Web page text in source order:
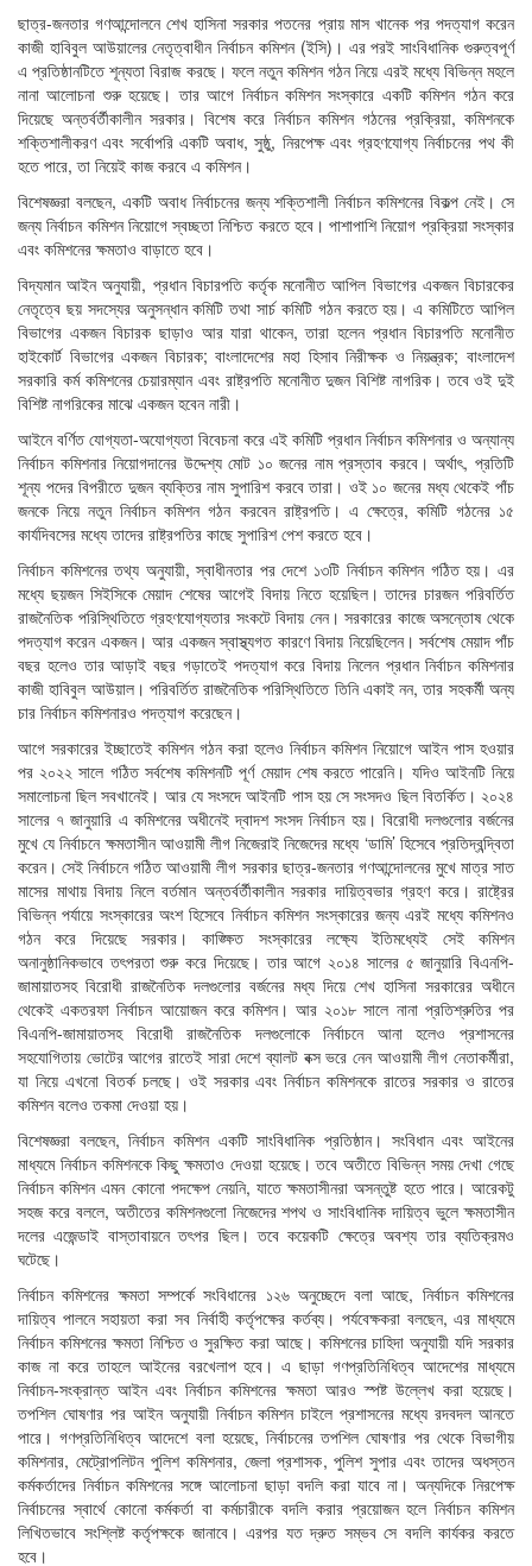
ছাত্র-জনতার গণআন্দোলনে শেখ হাসিনা সরকার পতনের প্রায় মাস খানেক পর পদত্যাগ করেন
কাজী হাবিবুল আউয়ালের নেতৃত্বাধীন নির্বাচন কমিশন (ইসি)। এর পরই সাংবিধানিক গুরুত্বপূর্ণ
এ প্রতিষ্ঠানটিতে শূন্যতা বিরাজ করছে। ফলে নতুন কমিশন গঠন নিয়ে এরই মধ্যে বিভিন্ন মহলে
নানা আলোচনা শুরু হয়েছে। তার আগে নির্বাচন কমিশন সংস্কারে একটি কমিশন গঠন করে
দিয়েছে অন্তর্বর্তীকালীন সরকার। বিশেষ করে নির্বাচন কমিশন গঠনের প্রক্রিয়া, কমিশনকে
শক্তিশালীকরণ এবং সর্বোপরি একটি অবাধ, সুষ্ঠু, নিরপেক্ষ এবং গ্রহণযোগ্য নির্বাচনের পথ কী
হতে পারে, তা নিয়েই কাজ করবে এ কমিশন।
বিশেষজ্ঞরা বলছেন, একটি অবাধ নির্বাচনের জন্য শক্তিশালী নির্বাচন কমিশনের বিকল্প নেই। সে
জন্য নির্বাচন কমিশন নিয়োগে স্বচ্ছতা নিশ্চিত করতে হবে। পাশাপাশি নিয়োগ প্রক্রিয়া সংস্কার
এবং কমিশনের ক্ষমতাও বাড়াতে হবে।
বিদ্যমান আইন অনুযায়ী, প্রধান বিচারপতি কর্তৃক মনোনীত আপিল বিভাগের একজন বিচারকের
নেতৃত্বে ছয় সদস্যের অনুসন্ধান কমিটি তথা সার্চ কমিটি গঠন করতে হয়। এ কমিটিতে আপিল
বিভাগের একজন বিচারক ছাড়াও আর যারা থাকেন, তারা হলেন প্রধান বিচারপতি মনোনীত
হাইকোর্ট বিভাগের একজন বিচারক; বাংলাদেশের মহা হিসাব নিরীক্ষক ও নিয়ন্ত্রক; বাংলাদেশ
সরকারি কর্ম কমিশনের চেয়ারম্যান এবং রাষ্ট্রপতি মনোনীত দুজন বিশিষ্ট নাগরিক। তবে ওই দুই
বিশিষ্ট নাগরিকের মাঝে একজন হবেন নারী।
আইনে বর্ণিত যোগ্যতা-অযোগ্যতা বিবেচনা করে এই কমিটি প্রধান নির্বাচন কমিশনার ও অন্যান্য
নির্বাচন কমিশনার নিয়োগদানের উদ্দেশ্য মোট ১০ জনের নাম প্রস্তাব করবে। অর্থাৎ, প্রতিটি
শূন্য পদের বিপরীতে দুজন ব্যক্তির নাম সুপারিশ করবে তারা। ওই ১০ জনের মধ্য থেকেই পাঁচ
জনকে নিয়ে নতুন নির্বাচন কমিশন গঠন করবেন রাষ্ট্রপতি। এ ক্ষেত্রে, কমিটি গঠনের ১৫
কার্যদিবসের মধ্যে তাদের রাষ্ট্রপতির কাছে সুপারিশ পেশ করতে হবে।
নির্বাচন কমিশনের তথ্য অনুযায়ী, স্বাধীনতার পর দেশে ১৩টি নির্বাচন কমিশন গঠিত হয়। এর
মধ্যে ছয়জন সিইসিকে মেয়াদ শেষের আগেই বিদায় নিতে হয়েছিল। তাদের চারজন পরিবর্তিত
রাজনৈতিক পরিস্থিতিতে গ্রহণযোগ্যতার সংকটে বিদায় নেন। সরকারের কাজে অসন্তোষ থেকে
পদত্যাগ করেন একজন। আর একজন স্বাস্থ্যগত কারণে বিদায় নিয়েছিলেন। সর্বশেষ মেয়াদ পাঁচ
বছর হলেও তার আড়াই বছর গড়াতেই পদত্যাগ করে বিদায় নিলেন প্রধান নির্বাচন কমিশনার
কাজী হাবিবুল আউয়াল। পরিবর্তিত রাজনৈতিক পরিস্থিতিতে তিনি একাই নন, তার সহকর্মী অন্য
চার নির্বাচন কমিশনারও পদত্যাগ করেছেন।
আগে সরকারের ইচ্ছাতেই কমিশন গঠন করা হলেও নির্বাচন কমিশন নিয়োগে আইন পাস হওয়ার
পর ২০২২ সালে গঠিত সর্বশেষ কমিশনটি পূর্ণ মেয়াদ শেষ করতে পারেনি। যদিও আইনটি নিয়ে
সমালোচনা ছিল সবখানেই। আর যে সংসদে আইনটি পাস হয় সে সংসদও ছিল বিতর্কিত। ২০২৪
সালের ৭ জানুয়ারি এ কমিশনের অধীনেই দ্বাদশ সংসদ নির্বাচন হয়। বিরোধী দলগুলোর বর্জনের
মুখে যে নির্বাচনে ক্ষমতাসীন আওয়ামী লীগ নিজেরাই নিজেদের মধ্যে ‘ডামি’ হিসেবে প্রতিদ্বন্দ্বিতা
করেন। সেই নির্বাচনে গঠিত আওয়ামী লীগ সরকার ছাত্র-জনতার গণআন্দোলনের মুখে মাত্র সাত
মাসের মাথায় বিদায় নিলে বর্তমান অন্তর্বর্তীকালীন সরকার দায়িত্বভার গ্রহণ করে। রাষ্ট্রের
বিভিন্ন পর্যায়ে সংস্কারের অংশ হিসেবে নির্বাচন কমিশন সংস্কারের জন্য এরই মধ্যে কমিশনও
গঠন করে দিয়েছে সরকার। কাঙ্ক্ষিত সংস্কারের লক্ষ্যে ইতিমধ্যেই সেই কমিশন
অনানুষ্ঠানিকভাবে তৎপরতা শুরু করে দিয়েছে। তার আগে ২০১৪ সালের ৫ জানুয়ারি বিএনপি-
জামায়াতসহ বিরোধী রাজনৈতিক দলগুলোর বর্জনের মধ্য দিয়ে শেখ হাসিনা সরকারের অধীনে
থেকেই একতরফা নির্বাচন আয়োজন করে কমিশন। আর ২০১৮ সালে নানা প্রতিশ্রুতির পর
বিএনপি-জামায়াতসহ বিরোধী রাজনৈতিক দলগুলোকে নির্বাচনে আনা হলেও প্রশাসনের
সহযোগিতায় ভোটের আগের রাতেই সারা দেশে ব্যালট বক্স ভরে নেন আওয়ামী লীগ নেতাকর্মীরা,
যা নিয়ে এখনো বিতর্ক চলছে। ওই সরকার এবং নির্বাচন কমিশনকে রাতের সরকার ও রাতের
কমিশন বলেও তকমা দেওয়া হয়।
বিশেষজ্ঞরা বলছেন, নির্বাচন কমিশন একটি সাংবিধানিক প্রতিষ্ঠান। সংবিধান এবং আইনের
মাধ্যমে নির্বাচন কমিশনকে কিছু ক্ষমতাও দেওয়া হয়েছে। তবে অতীতে বিভিন্ন সময় দেখা গেছে
নির্বাচন কমিশন এমন কোনো পদক্ষেপ নেয়নি, যাতে ক্ষমতাসীনরা অসন্তুষ্ট হতে পারে। আরেকটু
সহজ করে বললে, অতীতের কমিশনগুলো নিজেদের শপথ ও সাংবিধানিক দায়িত্ব ভুলে ক্ষমতাসীন
দলের এজেন্ডাই বাস্তাবায়নে তৎপর ছিল। তবে কয়েকটি ক্ষেত্রে অবশ্য তার ব্যতিক্রমও
ঘটেছে।
নির্বাচন কমিশনের ক্ষমতা সম্পর্কে সংবিধানের ১২৬ অনুচ্ছেদে বলা আছে, নির্বাচন কমিশনের
দায়িত্ব পালনে সহায়তা করা সব নির্বাহী কর্তৃপক্ষের কর্তব্য। পর্যবেক্ষকরা বলছেন, এর মাধ্যমে
নির্বাচন কমিশনের ক্ষমতা নিশ্চিত ও সুরক্ষিত করা আছে। কমিশনের চাহিদা অনুযায়ী যদি সরকার
কাজ না করে তাহলে আইনের বরখেলাপ হবে। এ ছাড়া গণপ্রতিনিধিত্ব আদেশের মাধ্যমে
নির্বাচন-সংক্রান্ত আইন এবং নির্বাচন কমিশনের ক্ষমতা আরও স্পষ্ট উল্লেখ করা হয়েছে।
তপশিল ঘোষণার পর আইন অনুযায়ী নির্বাচন কমিশন চাইলে প্রশাসনের মধ্যে রদবদল আনতে
পারে। গণপ্রতিনিধিত্ব আদেশে বলা হয়েছে, নির্বাচনের তপশিল ঘোষণার পর থেকে বিভাগীয়
কমিশনার, মেট্রোপলিটন পুলিশ কমিশনার, জেলা প্রশাসক, পুলিশ সুপার এবং তাদের অধস্তন
কর্মকর্তাদের নির্বাচন কমিশনের সঙ্গে আলোচনা ছাড়া বদলি করা যাবে না। অন্যদিকে নিরপেক্ষ
নির্বাচনের স্বার্থে কোনো কর্মকর্তা বা কর্মচারীকে বদলি করার প্রয়োজন হলে নির্বাচন কমিশন
লিখিতভাবে সংশ্লিষ্ট কর্তৃপক্ষকে জানাবে। এরপর যত দ্রুত সম্ভব সে বদলি কার্যকর করতে
হবে।